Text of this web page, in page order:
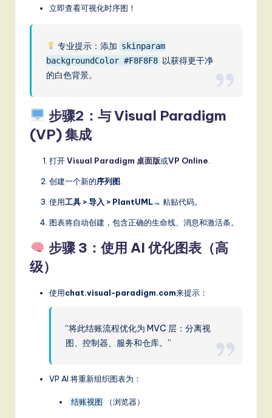
立即查看可视化时序图！
专业提示：添加 skinparam
backgroundColor #F8F8F8 以获得更干净
的白色背景。
步骤2：与 Visual Paradigm
(VP) 集成
打开Visual Paradigm 桌面版或VP Online
创建一个新的序列图
使用工具 > 导入 > PlantUML→ 粘贴代码。
图表将自动创建，包含正确的生命线、消息和激活条。
步骤 3：使用 AI 优化图表（高
级）
使用chat.visual-paradigm.com来提示：
“将此结账流程优化为 MVC 层：分离视
图、控制器、服务和仓库。”
VP AI 将重新组织图表为：
结账视图 （浏览器）